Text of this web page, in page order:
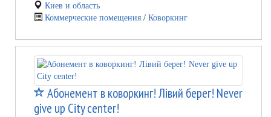
Киев и область
Коммерческие помещения / Коворкинг
Абонемент в коворкинг! Лівий берег! Never
give up City center!